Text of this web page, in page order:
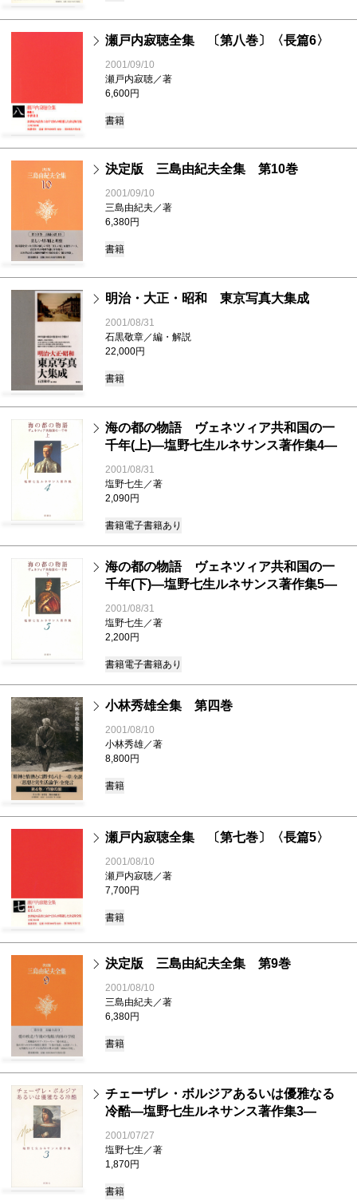
瀬戸内寂聴全集 〔第八巻〕〈長篇6〉
2001/09/10
瀬戸内寂聴／著
6,600円
書籍
決定版 三島由紀夫全集 第10巻
2001/09/10
三島由紀夫／著
6,380円
書籍
明治・大正・昭和 東京写真大集成
2001/08/31
石黒敬章／編・解説
22,000円
書籍
海の都の物語 ヴェネツィア共和国の一
千年(上)―塩野七生ルネサンス著作集4―
2001/08/31
塩野七生／著
2,090円
書籍電子書籍あり
海の都の物語 ヴェネツィア共和国の一
千年(下)―塩野七生ルネサンス著作集5―
2001/08/31
塩野七生／著
2,200円
書籍電子書籍あり
小林秀雄全集 第四巻
2001/08/10
小林秀雄／著
8,800円
書籍
瀬戸内寂聴全集 〔第七巻〕〈長篇5〉
2001/08/10
瀬戸内寂聴／著
7,700円
書籍
決定版 三島由紀夫全集 第9巻
2001/08/10
三島由紀夫／著
6,380円
書籍
チェーザレ・ボルジアあるいは優雅なる
冷酷―塩野七生ルネサンス著作集3―
2001/07/27
塩野七生／著
1,870円
書籍